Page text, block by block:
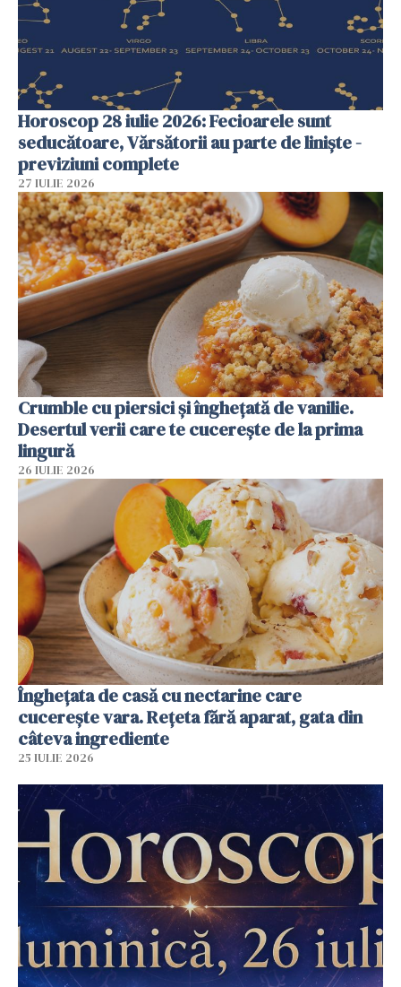
Horoscop 28 iulie 2026: Fecioarele sunt
seducătoare, Vărsătorii au parte de liniște -
previziuni complete
27 IULIE 2026
Crumble cu piersici și înghețată de vanilie.
Desertul verii care te cucerește de la prima
lingură
26 IULIE 2026
Înghețata de casă cu nectarine care
cucerește vara. Rețeta fără aparat, gata din
câteva ingrediente
25 IULIE 2026